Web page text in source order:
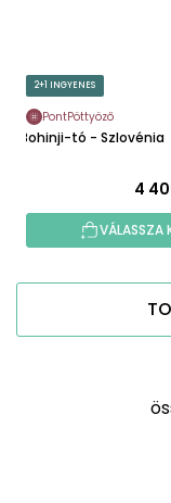
2+1 INGYENES
PontPöttyöző
Bohinji-tó - Szlovénia
4
VÁLASSZA